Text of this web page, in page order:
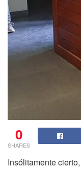
0
SHARES
Insólitamente cierto,